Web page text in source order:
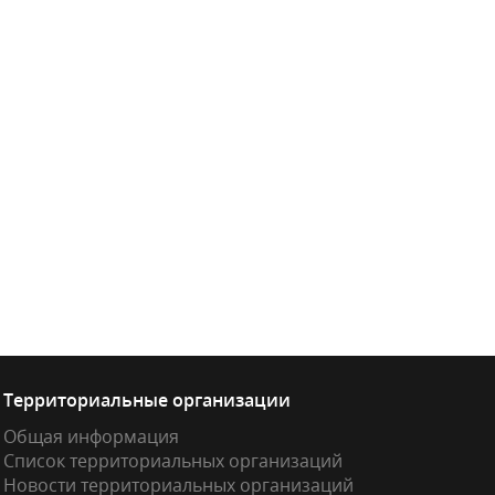
Территориальные организации
Общая информация
Список территориальных организаций
Новости территориальных организаций